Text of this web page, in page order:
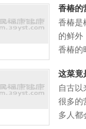
香椿的
香椿是
的鲜外
香椿的
这菜竟
自古
很多的
多人都